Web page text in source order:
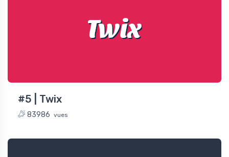
Twix
#5 | Twix
83986 vues